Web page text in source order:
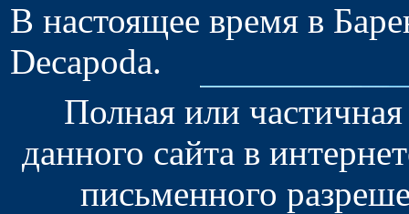
В настоящее время в
Decapoda.
Полная или
данного сайта в
письменного